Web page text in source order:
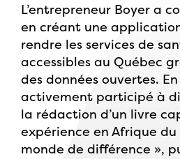
L’entrepreneur Boyer a
en créant une
rendre les services de
accessibles au Québec
des données ouvertes.
activement participé à
la rédaction d’un livre
expérience en Afrique
monde de différence »,